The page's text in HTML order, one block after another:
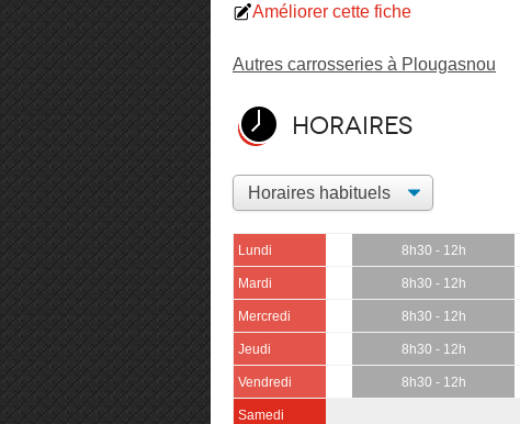
Améliorer cette fiche
Autres carrosseries à Plougasnou
Horaires
Lundi 8h30 - 12h
Mardi 8h30 - 12h
Mercredi 8h30 - 12h
Jeudi 8h30 - 12h
Vendredi 8h30 - 12h
Samedi